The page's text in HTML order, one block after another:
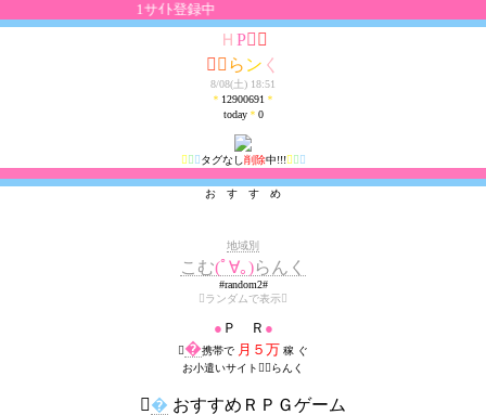
1サｲﾄ登録中
Ｈ P 
  ら ン く
8/08(土) 18:51
＊ 12900691 ＊
today＊ 0
   タグなし削除中!!!  
お す す め
地域別
こむ(ﾟ∀｡)らんく
#random2#
ランダムで表示
● Ｐ Ｒ ●
�携帯で 月５万 稼 ぐ
お小遣いサイトらんく
� おすすめＲＰＧゲーム